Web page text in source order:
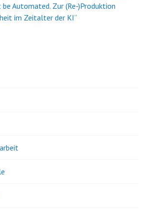
be Automated. Zur (Re-)Produktion
im Zeitalter der KI“